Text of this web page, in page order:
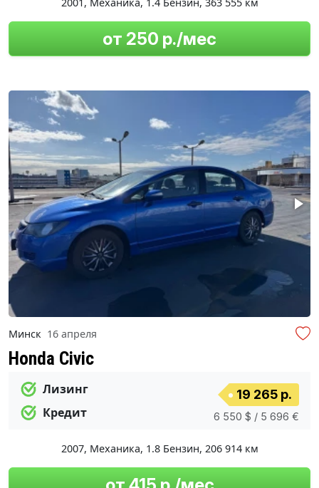
от 250 р./мес
Минск 16 апреля
Honda Civic
Лизинг
Кредит
19 265 р.
6 550 $ / 5 696 €
2007, Механика, 1.8 Бензин, 206 914 км